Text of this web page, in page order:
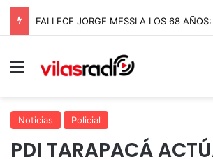
Menú
Noticias Policial
PDI TARAPACÁ